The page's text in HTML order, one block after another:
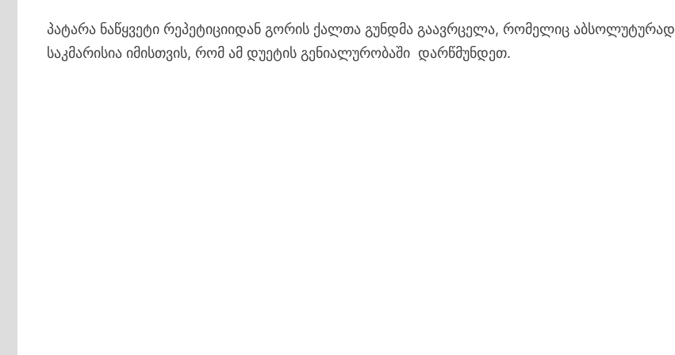
პატარა ნაწყვეტი რეპეტიციიდან გორის ქალთა გუნდმა გაავრცელა, რომელიც აბსოლუტურად
საკმარისია იმისთვის, რომ ამ დუეტის გენიალურობაში დარწმუნდეთ.